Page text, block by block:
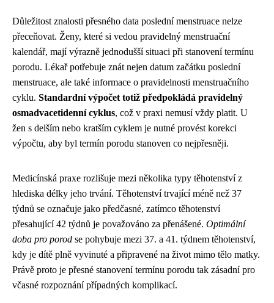
Důležitost znalosti přesného data poslední menstruace nelze
přeceňovat. Ženy, které si vedou pravidelný menstruační
kalendář, mají výrazně jednodušší situaci při stanovení termínu
porodu. Lékař potřebuje znát nejen datum začátku poslední
menstruace, ale také informace o pravidelnosti menstruačního
cyklu. Standardní výpočet totiž předpokládá pravidelný
osmadvacetidenní cyklus, což v praxi nemusí vždy platit. U
žen s delším nebo kratším cyklem je nutné provést korekci
výpočtu, aby byl termín porodu stanoven co nejpřesněji.
Medicínská praxe rozlišuje mezi několika typy těhotenství z
hlediska délky jeho trvání. Těhotenství trvající méně než 37
týdnů se označuje jako předčasné, zatímco těhotenství
přesahující 42 týdnů je považováno za přenášené. Optimální
doba pro porod se pohybuje mezi 37. a 41. týdnem těhotenství,
kdy je dítě plně vyvinuté a připravené na život mimo tělo matky.
Právě proto je přesné stanovení termínu porodu tak zásadní pro
včasné rozpoznání případných komplikací.